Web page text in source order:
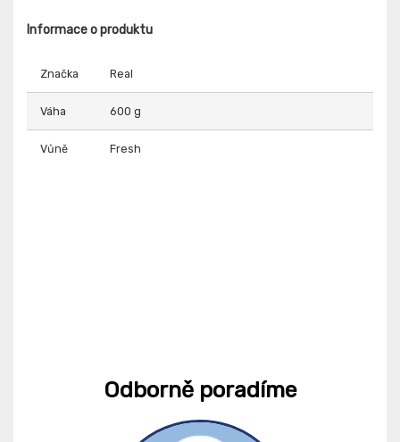
Informace o produktu
Značka Real
Váha 600 g
Vůně Fresh
Odborně poradíme